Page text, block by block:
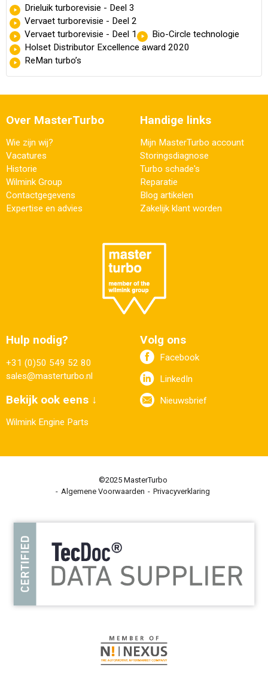
Drieluik turborevisie - Deel 3
Vervaet turborevisie - Deel 2
Vervaet turborevisie - Deel 1
Bio-Circle technologie
Holset Distributor Excellence award 2020
ReMan turbo’s
Over MasterTurbo
Wie zijn wij?
Vacatures
Historie
Wilmink Group
Contactgegevens
Expertise en advies
Handige links
Mijn MasterTurbo account
Storingsdiagnose
Turbo schade's
Reparatie
Blog artikelen
Zakelijk klant worden
Hulp nodig?
+31 (0)50 549 52 80
sales@masterturbo.nl
Bekijk ook eens ↓
Wilmink Engine Parts
Volg ons
Facebook
LinkedIn
Nieuwsbrief
©2025 MasterTurbo
Algemene Voorwaarden
Privacyverklaring